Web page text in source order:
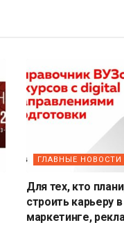
ГЛАВНЫЕ НОВОСТИ
Для тех, кто
строить карьеру
маркетинге,